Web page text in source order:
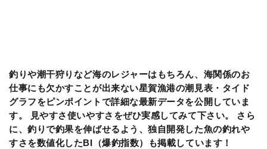
釣りや潮干狩りなど海のレジャーはもちろん、海関係のお
仕事にも欠かすことが出来ない星賀漁港の潮見表・タイド
グラフをピンポイントで詳細な最新データを公開していま
す。 見やすさ使いやすさをぜひ実感してみて下さい。 さら
に、釣りで釣果を伸ばせるよう、独自開発した魚の釣れや
すさを数値化したBI（爆釣指数）も掲載しています！